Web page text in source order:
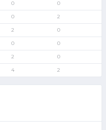
0 0
0 2
2 0
0 0
2 0
4 2